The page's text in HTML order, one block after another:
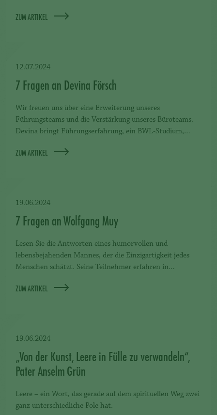
ZUM ARTIKEL
7 Fragen an Devina Försch
Wir freuen uns über eine Erweiterung unseres
Führungsteams und die Verstärkung unseres Büroteams.
Devina bringt Führungserfahrung, ein BWL-Studium,…
ZUM ARTIKEL
12.07.2024
7 Fragen an Wolfgang Muy
Lesen Sie die Antworten eines humorvollen und
lebensbejahenden Mannes, der die Einzigartigkeit jedes
Menschen schätzt. Seine Teilnehmer erfahren in…
ZUM ARTIKEL
19.06.2024
„Von der Kunst, Leere in Fülle zu verwandeln“,
Pater Anselm Grün
Leere – ein Wort, das gerade auf dem spirituellen Weg zwei
ganz unterschiedliche Pole hat.
19.06.2024